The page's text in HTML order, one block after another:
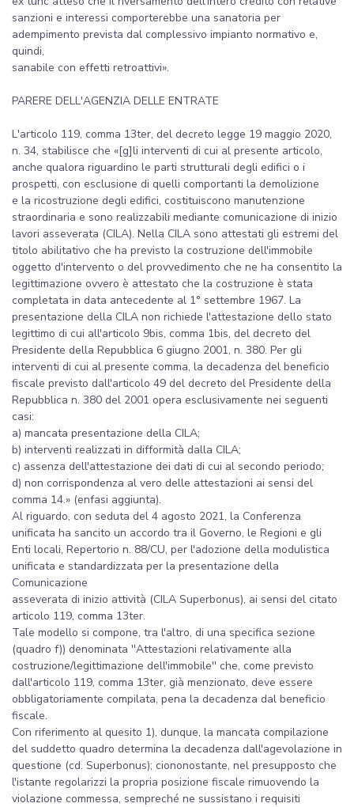
sanzioni e interessi comporterebbe una sanatoria per
adempimento prevista dal complessivo impianto normativo e,
quindi,
sanabile con effetti retroattivi».
PARERE DELL'AGENZIA DELLE ENTRATE
L'articolo 119, comma 13ter, del decreto legge 19 maggio 2020,
n. 34, stabilisce che «[g]li interventi di cui al presente articolo,
anche qualora riguardino le parti strutturali degli edifici o i
prospetti, con esclusione di quelli comportanti la demolizione
e la ricostruzione degli edifici, costituiscono manutenzione
straordinaria e sono realizzabili mediante comunicazione di inizio
lavori asseverata (CILA). Nella CILA sono attestati gli estremi del
titolo abilitativo che ha previsto la costruzione dell'immobile
oggetto d'intervento o del provvedimento che ne ha consentito la
legittimazione ovvero è attestato che la costruzione è stata
completata in data antecedente al 1° settembre 1967. La
presentazione della CILA non richiede l'attestazione dello stato
legittimo di cui all'articolo 9bis, comma 1bis, del decreto del
Presidente della Repubblica 6 giugno 2001, n. 380. Per gli
interventi di cui al presente comma, la decadenza del beneficio
fiscale previsto dall'articolo 49 del decreto del Presidente della
Repubblica n. 380 del 2001 opera esclusivamente nei seguenti
casi:
a) mancata presentazione della CILA;
b) interventi realizzati in difformità dalla CILA;
c) assenza dell'attestazione dei dati di cui al secondo periodo;
d) non corrispondenza al vero delle attestazioni ai sensi del
comma 14.» (enfasi aggiunta).
Al riguardo, con seduta del 4 agosto 2021, la Conferenza
unificata ha sancito un accordo tra il Governo, le Regioni e gli
Enti locali, Repertorio n. 88/CU, per l'adozione della modulistica
unificata e standardizzata per la presentazione della
Comunicazione
asseverata di inizio attività (CILA Superbonus), ai sensi del citato
articolo 119, comma 13ter.
Tale modello si compone, tra l'altro, di una specifica sezione
(quadro f)) denominata ''Attestazioni relativamente alla
costruzione/legittimazione dell'immobile'' che, come previsto
dall'articolo 119, comma 13ter, già menzionato, deve essere
obbligatoriamente compilata, pena la decadenza dal beneficio
fiscale.
Con riferimento al quesito 1), dunque, la mancata compilazione
del suddetto quadro determina la decadenza dall'agevolazione in
questione (cd. Superbonus); ciononostante, nel presupposto che
l'istante regolarizzi la propria posizione fiscale rimuovendo la
violazione commessa, sempreché ne sussistano i requisiti